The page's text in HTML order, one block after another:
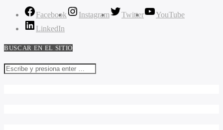
Facebook Instagram Twitter
YouTube
LinkedIn
BUSCAR EN EL SITIO